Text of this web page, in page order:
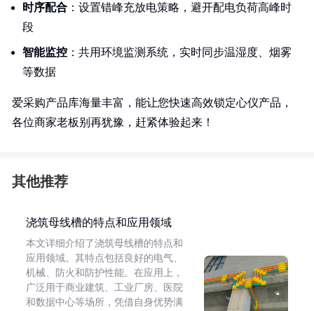
时序配合 ：设置错峰充放电策略，避开配电负荷高峰时
段
智能监控 ：共用环境监测系统，实时同步温湿度、烟雾
等数据
爱采购产品库海量丰富，能让您快速高效锁定心仪产品，
各位商家老板别再犹豫，赶紧体验起来！
其他推荐
浇筑母线槽的特点和应用领域
本文详细介绍了浇筑母线槽的特点和
应用领域。其特点包括良好的电气、
机械、防火和防护性能。在应用上，
广泛用于商业建筑、工业厂房、医院
和数据中心等场所，凭借自身优势满